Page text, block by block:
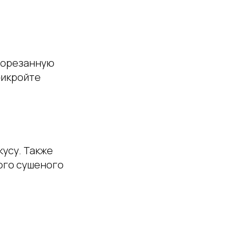
Также
сушеного